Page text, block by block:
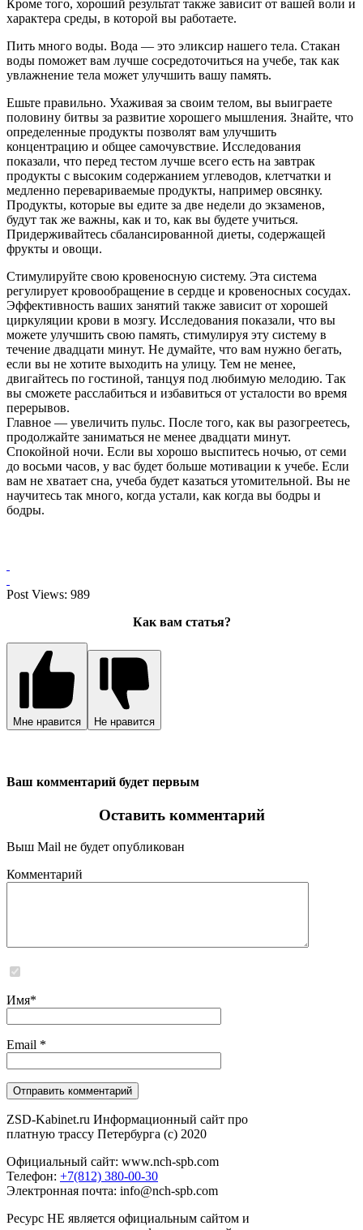
Кроме того, хороший результат также зависит от вашей воли и
характера среды, в которой вы работаете.
Пить много воды. Вода — это эликсир нашего тела. Стакан
воды поможет вам лучше сосредоточиться на учебе, так как
увлажнение тела может улучшить вашу память.
Ешьте правильно. Ухаживая за своим телом, вы выиграете
половину битвы за развитие хорошего мышления. Знайте, что
определенные продукты позволят вам улучшить
концентрацию и общее самочувствие. Исследования
показали, что перед тестом лучше всего есть на завтрак
продукты с высоким содержанием углеводов, клетчатки и
медленно перевариваемые продукты, например овсянку.
Продукты, которые вы едите за две недели до экзаменов,
будут так же важны, как и то, как вы будете учиться.
Придерживайтесь сбалансированной диеты, содержащей
фрукты и овощи.
Стимулируйте свою кровеносную систему. Эта система
регулирует кровообращение в сердце и кровеносных сосудах.
Эффективность ваших занятий также зависит от хорошей
циркуляции крови в мозгу. Исследования показали, что вы
можете улучшить свою память, стимулируя эту систему в
течение двадцати минут. Не думайте, что вам нужно бегать,
если вы не хотите выходить на улицу. Тем не менее,
двигайтесь по гостиной, танцуя под любимую мелодию. Так
вы сможете расслабиться и избавиться от усталости во время
перерывов.
Главное — увеличить пульс. После того, как вы разогреетесь,
продолжайте заниматься не менее двадцати минут.
Спокойной ночи. Если вы хорошо выспитесь ночью, от семи
до восьми часов, у вас будет больше мотивации к учебе. Если
вам не хватает сна, учеба будет казаться утомительной. Вы не
научитесь так много, когда устали, как когда вы бодры и
бодры.
Post Views: 989
Как вам статья?
Мне нравится Не нравится
Ваш комментарий будет первым
Оставить комментарий
Выш Mail не будет опубликован
Комментарий
Имя*
Email *
ZSD-Kabinet.ru Информационный сайт про
платную трассу Петербурга (c) 2020
Официальный сайт: www.nch-spb.com
Телефон: +7(812) 380-00-30
Электронная почта: info@nch-spb.com
Ресурс НЕ является официальным сайтом и